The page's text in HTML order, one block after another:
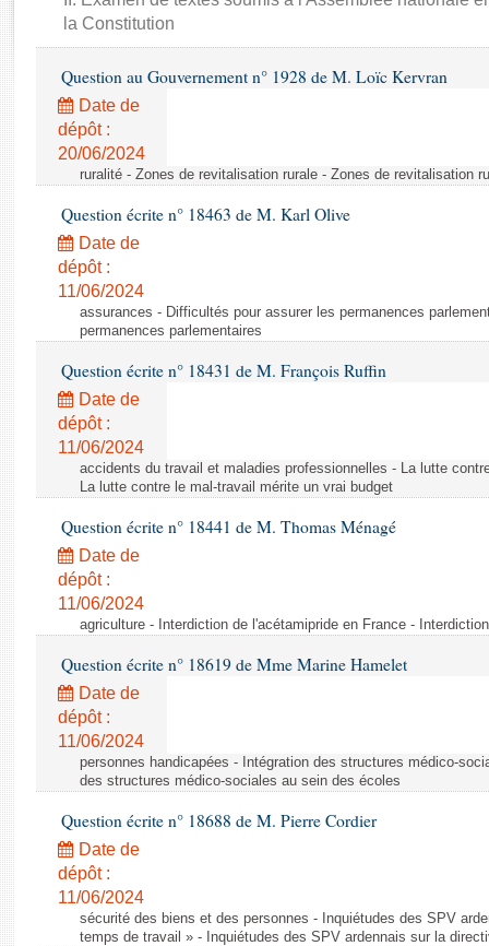
Rapports d'enquête
Rapports législatifs
Baromètre de l’application des lois
Dossiers législatifs
Budget et sécurité sociale
la Constitution
Question au Gouvernement n° 1928 de M. Loïc Kervran
Date de
dépôt :
20/06/2024
ruralité - Zones de revitalisation rurale - Zones de revitalisation
Question écrite n° 18463 de M. Karl Olive
Date de
dépôt :
11/06/2024
assurances - Difficultés pour assurer les permanences
permanences parlementaires
Question écrite n° 18431 de M. François Ruffin
Date de
dépôt :
11/06/2024
accidents du travail et maladies professionnelles - La lutte
La lutte contre le mal-travail mérite un vrai budget
Question écrite n° 18441 de M. Thomas Ménagé
Date de
dépôt :
11/06/2024
agriculture - Interdiction de l'acétamipride en France -
Question écrite n° 18619 de Mme Marine Hamelet
Date de
dépôt :
11/06/2024
personnes handicapées - Intégration des structures médico-
des structures médico-sociales au sein des écoles
Question écrite n° 18688 de M. Pierre Cordier
Date de
dépôt :
11/06/2024
sécurité des biens et des personnes - Inquiétudes des SPV
temps de travail » - Inquiétudes des SPV ardennais sur la